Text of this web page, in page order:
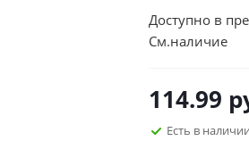
Доступно в
См.наличие
114.99
Есть в наличии